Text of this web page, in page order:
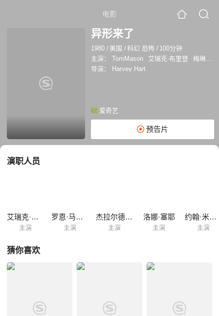
电影
异形来了
1980 / 美国 /科幻 恐怖 / 100分钟
主演：
TomMason 艾瑞克·布里登
梅琳达·O·菲
导演：
Harvey Hart
爱奇艺
预告片
演职人员
艾瑞克·布里登
主演
罗恩·马萨克
主演
杰拉尔德·麦克雷尼
主演
洛娜·塞耶
主演
约翰·米尔福德
主演
猜你喜欢